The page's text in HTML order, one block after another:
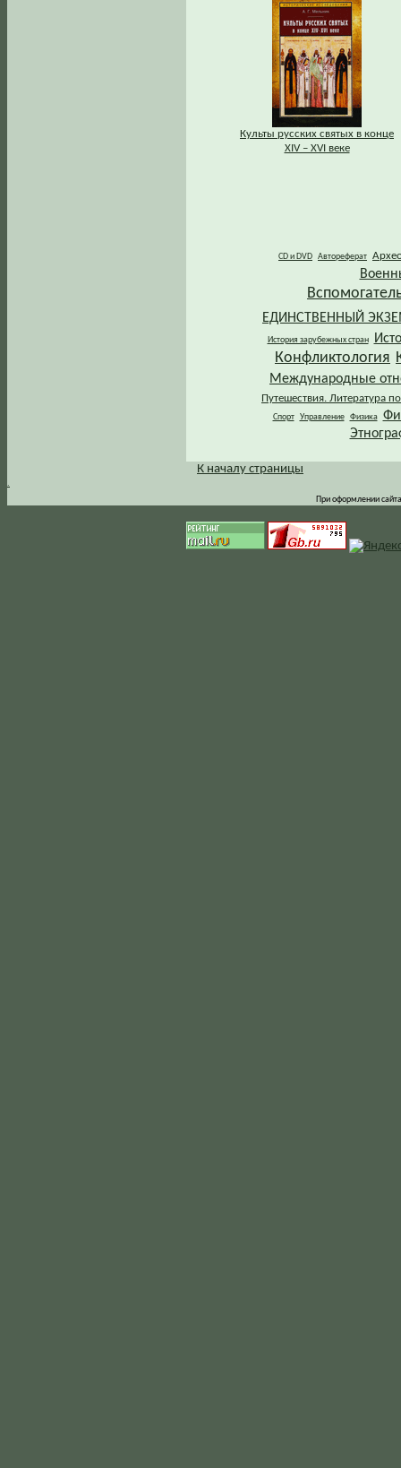
Культы русских святых в конце
XIV – XVI веке
CD и DVD Автореферат
ЕДИНСТВЕННЫЙ
История зарубежных стран
Конфликтология
Международные
Путешествия. Литература
Спорт Управление Физика
.
К началу страницы
При оформлении